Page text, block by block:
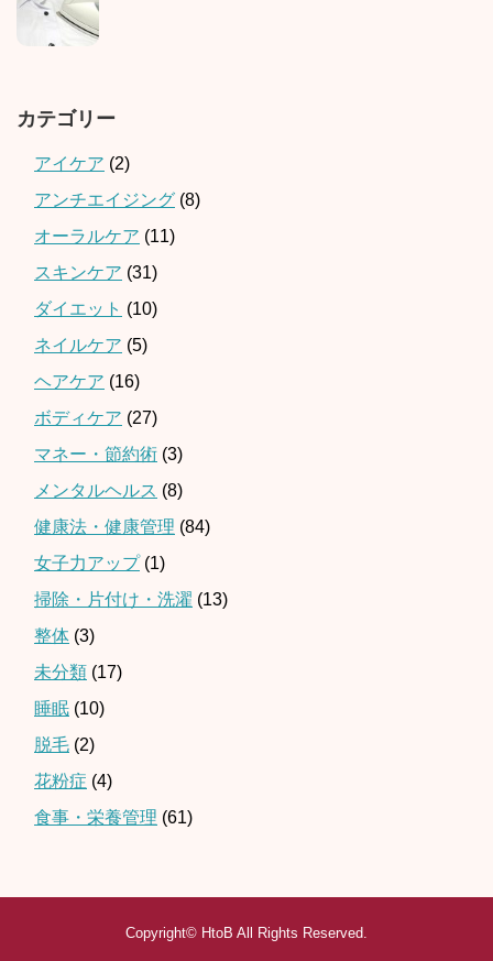
カテゴリー
アイケア (2)
アンチエイジング (8)
オーラルケア (11)
スキンケア (31)
ダイエット (10)
ネイルケア (5)
ヘアケア (16)
ボディケア (27)
マネー・節約術 (3)
メンタルヘルス (8)
健康法・健康管理 (84)
女子力アップ(1)
掃除・片付け・洗濯 (13)
整体 (3)
未分類 (17)
睡眠 (10)
脱毛 (2)
花粉症 (4)
食事・栄養管理 (61)
Copyright© HtoB All Rights Reserved.